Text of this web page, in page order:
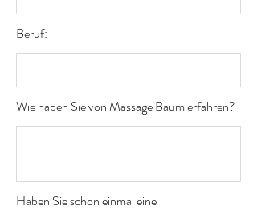
Beruf:
Wie haben Sie von Massage Baum erfahren?
Haben Sie schon einmal eine